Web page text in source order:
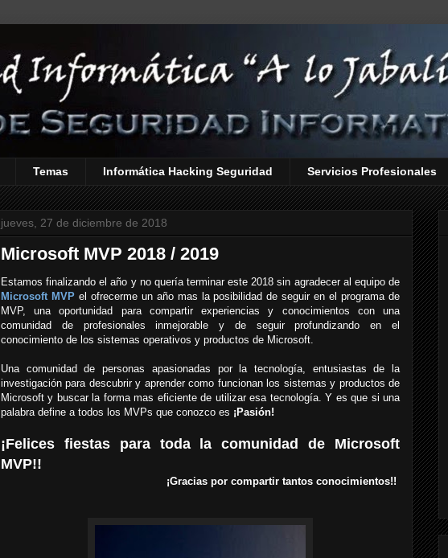
Temas Informática Hacking Seguridad Servicios Profesionales
jueves, 27 de diciembre de 2018
Microsoft MVP 2018 / 2019
Estamos finalizando el año y no quería terminar este 2018 sin agradecer al equipo de
Microsoft MVPel ofrecerme un año mas la posibilidad de seguir en el programa de
MVP, una oportunidad para compartir experiencias y conocimientos con una
comunidad de profesionales inmejorable y de seguir profundizando en el
conocimiento de los sistemas operativos y productos de Microsoft.
Una comunidad de personas apasionadas por la tecnología, entusiastas de la
investigación para descubrir y aprender como funcionan los sistemas y productos de
Microsoft y buscar la forma mas eficiente de utilizar esa tecnología. Y es que si una
palabra define a todos los MVPs que conozco es ¡Pasión!
¡Felices fiestas para toda la comunidad de Microsoft
MVP!!
¡Gracias por compartir tantos conocimientos!!